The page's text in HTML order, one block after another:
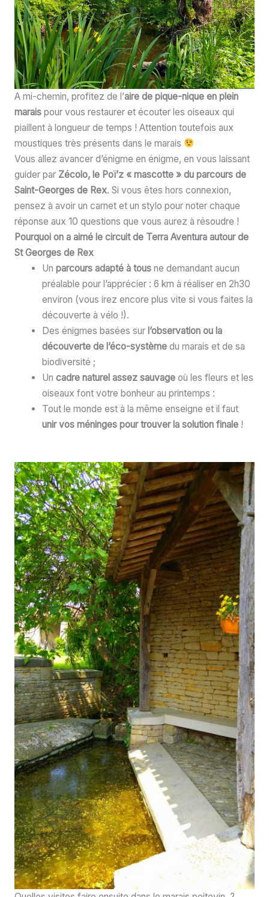
A mi-chemin, profitez de l’aire de pique-nique en plein
maraispour vous restaurer et écouter les oiseaux qui
piaillent à longueur de temps ! Attention toutefois aux
moustiques très présents dans le marais
Vous allez avancer d’énigme en énigme, en vous laissant
guider par Zécolo, le Poï’z « mascotte » du parcours de
Saint-Georges de Rex. Si vous êtes hors connexion,
pensez à avoir un carnet et un stylo pour noter chaque
réponse aux 10 questions que vous aurez à résoudre !
Pourquoi on a aimé le circuit de Terra Aventura autour de
St Georges de Rex
Unparcours adapté à tous ne demandant aucun
préalable pour l’apprécier : 6 km à réaliser en 2h30
environ (vous irez encore plus vite si vous faites la
découverte à vélo !).
Des énigmes basées sur l’observation ou la
découverte de l’éco-système du marais et de sa
biodiversité ;
Uncadre naturel assez sauvage où les fleurs et les
oiseaux font votre bonheur au printemps :
Tout le monde est à la même enseigne et il faut
unir vos méninges pour trouver la solution finale !